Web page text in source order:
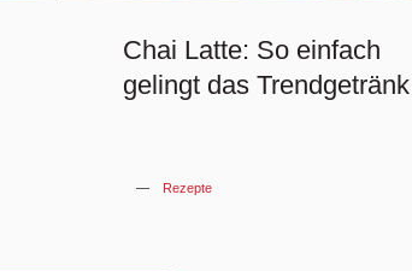
Chai Latte: So einfach
gelingt das Trendgetränk
Rezepte